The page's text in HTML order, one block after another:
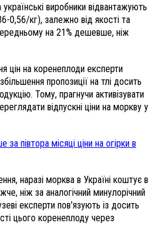
виробники відвантажують
0,56/кг), залежно від якості та
на 21% дешевше, ніж
цін на коренеплоди експерти
пропозиції на тлі досить
Тому, прагнучи активізувати
відпускні ціни на моркву у
за півтора місяці ціни на огірки в
наразі морква в Україні коштує в
ніж за аналогічний минулорічний
експерти пов'язують із досить
цього коренеплоду через